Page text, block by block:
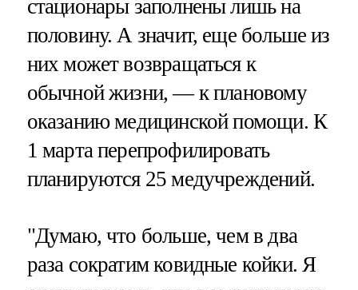
стационары заполнены лишь на
половину. А значит, еще больше из
них может возвращаться к
обычной жизни, — к плановому
оказанию медицинской помощи. К
1 марта перепрофилировать
планируются 25 медучреждений.
"Думаю, что больше, чем в два
раза сократим ковидные койки. Я